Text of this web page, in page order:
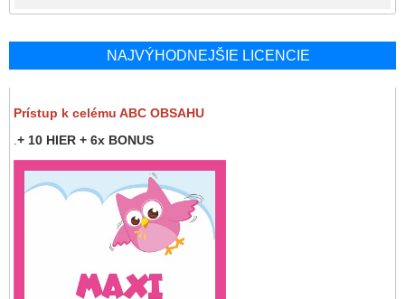
NAJVÝHODNEJŠIE LICENCIE
Prístup k celému ABC OBSAHU
+ 10 HIER + 6x BONUS